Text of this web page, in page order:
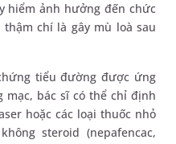
hiểm ảnh hưởng đến chức
chí là gây mù loà sau
tiểu đường được ứng
bác sĩ có thể chỉ định
hoặc các loại thuốc nhỏ
steroid (nepafencac,